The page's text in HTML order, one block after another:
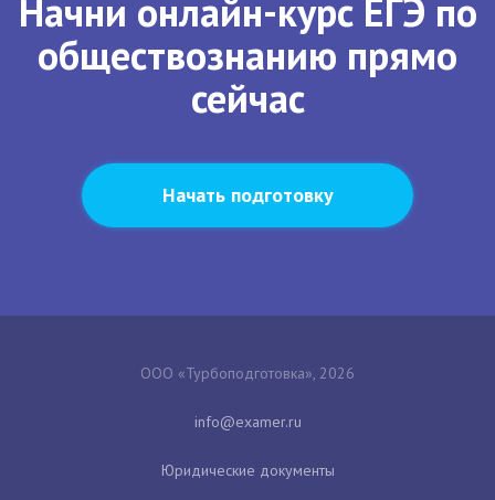
Начни онлайн-курс ЕГЭ по
обществознанию прямо
сейчас
Начать подготовку
ООО «Турбоподготовка», 2026
Юридические документы